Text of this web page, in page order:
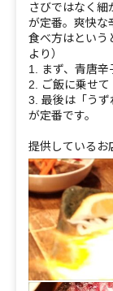
さびではなく細
が定番。爽快な
食べ方はという
より）
1. まず、青唐辛
2. ご飯に乗せて
3. 最後は「う
が定番です。
提供しているお